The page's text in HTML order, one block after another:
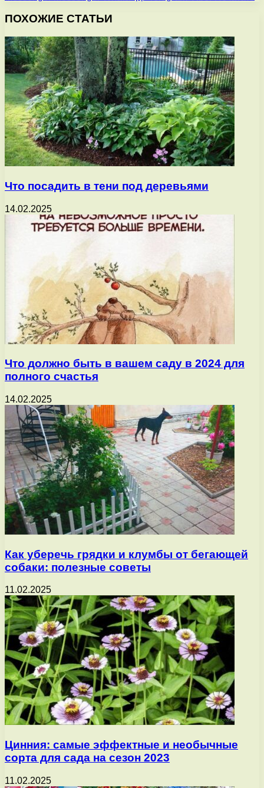
ПОХОЖИЕ СТАТЬИ
Что посадить в тени под деревьями
14.02.2025
Что должно быть в вашем саду в 2024 для
полного счастья
14.02.2025
Как уберечь грядки и клумбы от бегающей
собаки: полезные советы
11.02.2025
Цинния: самые эффектные и необычные
сорта для сада на сезон 2023
11.02.2025